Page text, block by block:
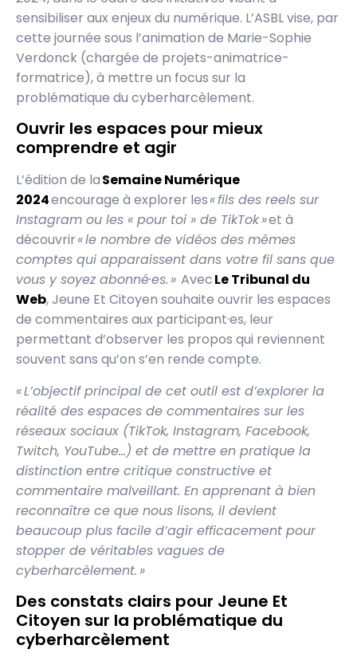
sensibiliser aux enjeux du numérique. L’ASBL vise, par
cette journée sous l’animation de Marie-Sophie
Verdonck (chargée de projets-animatrice-
formatrice), à mettre un focus sur la
problématique du cyberharcèlement.
Ouvrir les espaces pour mieux
comprendre et agir
L’édition de laSemaine Numérique
2024encourage à explorer les« fils des reels sur
Instagram ou les « pour toi » de TikTok »et à
découvrir« le nombre de vidéos des mêmes
comptes qui apparaissent dans votre fil sans que
vous y soyez abonné·es. » AvecLe Tribunal du
Web, Jeune Et Citoyen souhaite ouvrir les espaces
de commentaires aux participant·es, leur
permettant d’observer les propos qui reviennent
souvent sans qu’on s’en rende compte.
« L’objectif principal de cet outil est d’explorer la
réalité des espaces de commentaires sur les
réseaux sociaux (TikTok, Instagram, Facebook,
Twitch, YouTube…) et de mettre en pratique la
distinction entre critique constructive et
commentaire malveillant. En apprenant à bien
reconnaître ce que nous lisons, il devient
beaucoup plus facile d’agir efficacement pour
stopper de véritables vagues de
cyberharcèlement. »
Des constats clairs pour Jeune Et
Citoyen sur la problématique du
cyberharcèlement